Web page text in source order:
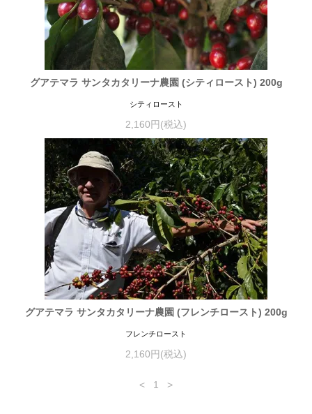
グアテマラ サンタカタリーナ農園 (シティロースト) 200g
シティロースト
2,160円(税込)
グアテマラ サンタカタリーナ農園 (フレンチロースト) 200g
フレンチロースト
2,160円(税込)
< 1 >